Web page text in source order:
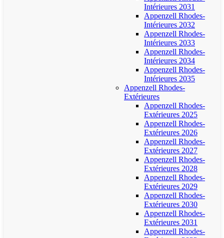
Intérieures 2031
Appenzell Rhodes-
Intérieures 2032
Appenzell Rhodes-
Intérieures 2033
Appenzell Rhodes-
Intérieures 2034
Appenzell Rhodes-
Intérieures 2035
Appenzell Rhodes-
Extérieures
Appenzell Rhodes-
Extérieures 2025
Appenzell Rhodes-
Extérieures 2026
Appenzell Rhodes-
Extérieures 2027
Appenzell Rhodes-
Extérieures 2028
Appenzell Rhodes-
Extérieures 2029
Appenzell Rhodes-
Extérieures 2030
Appenzell Rhodes-
Extérieures 2031
Appenzell Rhodes-